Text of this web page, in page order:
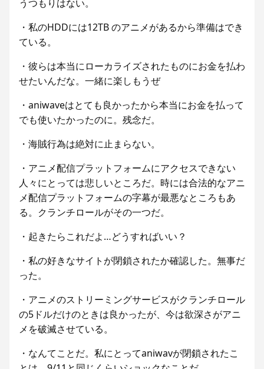
うつもりはない。
・私のHDDには12TB のアニメがあるから準備はでき
ている。
・彼らは本当にローカライズされたものにお金を払わ
せたいんだな。一緒に楽しもうぜ
・aniwaveはとても良かったから本当にお金を払って
でも使いたかったのに。残念だ。
・海賊行為は絶対に止まらない。
・アニメ配信プラットフォームにアクセスできない
人々にとっては悲しいところだ。時には合法的なアニ
メ配信プラットフォームの字幕が最悪なところもあ
る。クランチロールがその一つだ。
・起きたらこれだよ…どうすればいい？
・私の好きなサイトが閉鎖されたか確認した。無事だ
った。
・アニメのストリーミングサービスがクランチロール
の5ドルだけのときは良かったが、今は欲深さがアニ
メを破滅させている。
・なんてことだ。私にとってaniwavが閉鎖されたこ